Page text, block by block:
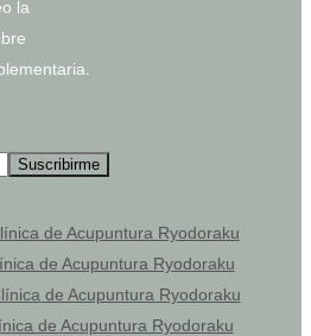
la
de Acupuntura Ryodoraku
de Acupuntura Ryodoraku
de Acupuntura Ryodoraku
de Acupuntura Ryodoraku